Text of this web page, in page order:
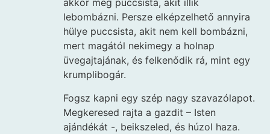
akkor meg puccsista, akit illik
lebombázni. Persze elképzelhető annyira
hülye puccsista, akit nem kell bombázni,
mert magától nekimegy a holnap
üvegajtajának, és felkenődik rá, mint egy
krumplibogár.
Fogsz kapni egy szép nagy szavazólapot.
Megkeresed rajta a gazdit – Isten
ajándékát -, beikszeled, és húzol haza.